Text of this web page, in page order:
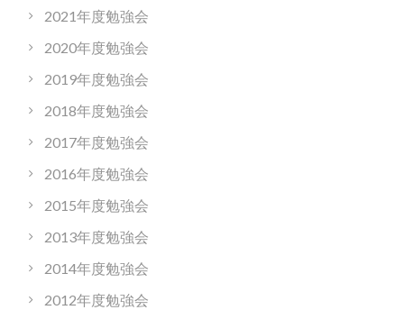
2021年度勉強会
2020年度勉強会
2019年度勉強会
2018年度勉強会
2017年度勉強会
2016年度勉強会
2015年度勉強会
2013年度勉強会
2014年度勉強会
2012年度勉強会